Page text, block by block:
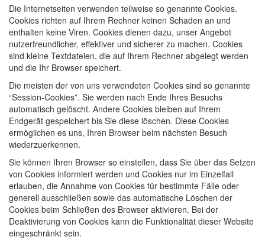
Die Internetseiten verwenden teilweise so genannte Cookies.
Cookies richten auf Ihrem Rechner keinen Schaden an und
enthalten keine Viren. Cookies dienen dazu, unser Angebot
nutzerfreundlicher, effektiver und sicherer zu machen. Cookies
sind kleine Textdateien, die auf Ihrem Rechner abgelegt werden
und die Ihr Browser speichert.
Die meisten der von uns verwendeten Cookies sind so genannte
“Session-Cookies”. Sie werden nach Ende Ihres Besuchs
automatisch gelöscht. Andere Cookies bleiben auf Ihrem
Endgerät gespeichert bis Sie diese löschen. Diese Cookies
ermöglichen es uns, Ihren Browser beim nächsten Besuch
wiederzuerkennen.
Sie können Ihren Browser so einstellen, dass Sie über das Setzen
von Cookies informiert werden und Cookies nur im Einzelfall
erlauben, die Annahme von Cookies für bestimmte Fälle oder
generell ausschließen sowie das automatische Löschen der
Cookies beim Schließen des Browser aktivieren. Bei der
Deaktivierung von Cookies kann die Funktionalität dieser Website
eingeschränkt sein.